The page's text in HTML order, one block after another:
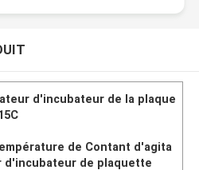
d'incubateur de la plaque
de Contant d'agita
d'incubateur de plaquette